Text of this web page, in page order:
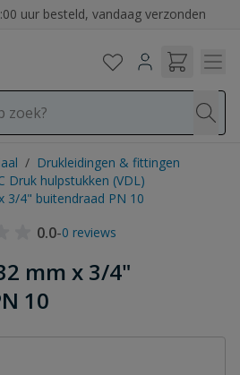
uur besteld, vandaag verzonden
/ Drukleidingen & fittingen
Druk hulpstukken (VDL)
3/4" buitendraad PN 10
0.0-0 reviews
mm x 3/4"
10